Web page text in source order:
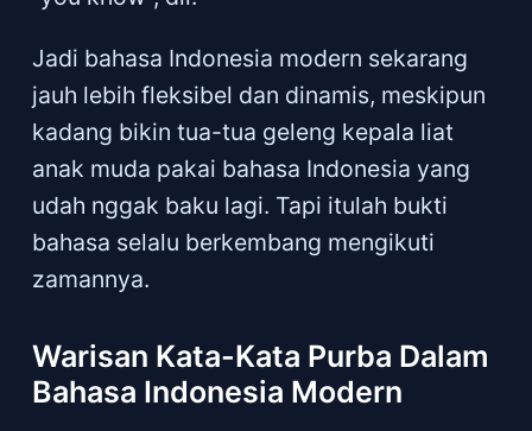
Jadi bahasa Indonesia modern sekarang
jauh lebih fleksibel dan dinamis, meskipun
kadang bikin tua-tua geleng kepala liat
anak muda pakai bahasa Indonesia yang
udah nggak baku lagi. Tapi itulah bukti
bahasa selalu berkembang mengikuti
zamannya.
Warisan Kata-Kata Purba Dalam
Bahasa Indonesia Modern